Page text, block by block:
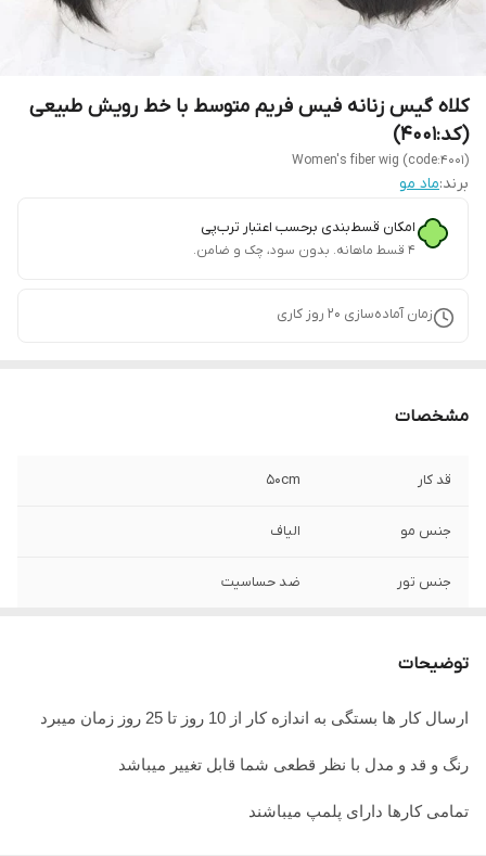
کلاه گیس زنانه فیس فریم متوسط با خط رویش طبیعی
(کد:4001)
Women's fiber wig (code:4001)
برند:ماد مو
امکان قسط‌بندی برحسب اعتبار ترب‌پی
۴ قسط ماهانه. بدون سود، چک و ضامن.
زمان آماده‌سازی 20 روز کاری
مشخصات
قد کار 5۰cm
جنس مو الیاف
جنس تور ضد حساسیت
توضیحات
ارسال کار ها بستگی به اندازه کار از 10 روز تا 25 روز زمان میبرد
رنگ و قد و مدل با نظر قطعی شما قابل تغییر میباشد
تمامی کارها دارای پلمپ میباشند